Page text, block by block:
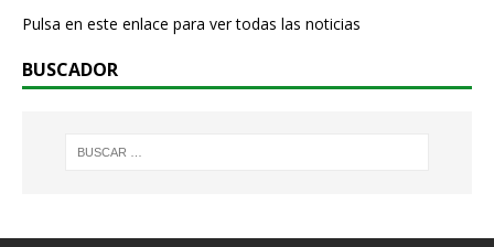
Pulsa en este enlace para ver todas las noticias
BUSCADOR